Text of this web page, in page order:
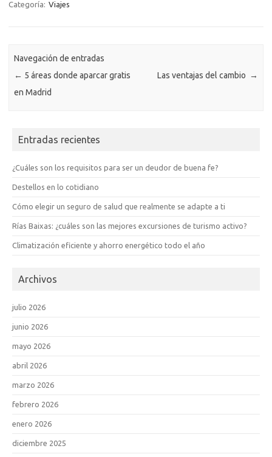
Categoría: Viajes
Navegación de entradas
← 5 áreas donde aparcar gratis
en Madrid
Las ventajas del cambio →
Entradas recientes
¿Cuáles son los requisitos para ser un deudor de buena fe?
Destellos en lo cotidiano
Cómo elegir un seguro de salud que realmente se adapte a ti
Rías Baixas: ¿cuáles son las mejores excursiones de turismo activo?
Climatización eficiente y ahorro energético todo el año
Archivos
julio 2026
junio 2026
mayo 2026
abril 2026
marzo 2026
febrero 2026
enero 2026
diciembre 2025